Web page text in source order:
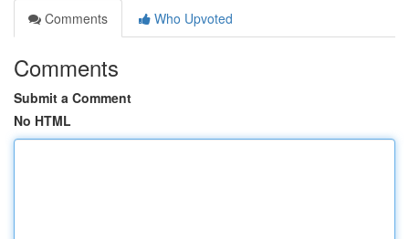
Comments
Who Upvoted
Comments
Submit a Comment
No HTML